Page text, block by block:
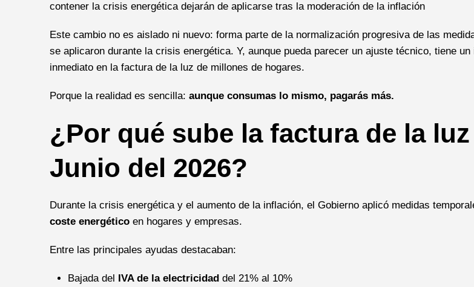
contener la crisis energética dejarán de aplicarse tras la moderación de la inflación
Este cambio no es aislado ni nuevo: forma parte de la normalización progresiva de las
se aplicaron durante la crisis energética. Y, aunque pueda parecer un ajuste técnico, tiene
inmediato en la factura de la luz de millones de hogares.
Porque la realidad es sencilla: aunque consumas lo mismo, pagarás más.
¿Por qué sube la factura de la
Junio del 2026?
Durante la crisis energética y el aumento de la inflación, el Gobierno aplicó medidas
coste energético en hogares y empresas.
Entre las principales ayudas destacaban:
Bajada del IVA de la electricidad del 21% al 10%